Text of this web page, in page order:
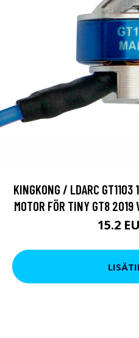
KINGKONG / LDARC
MOTOR FÖR TINY GT8 2019
15.2